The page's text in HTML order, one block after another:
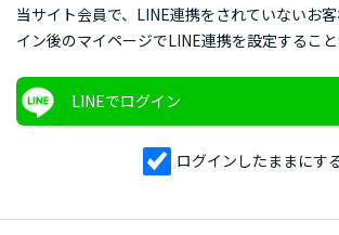
当サイト会員で、LINE連携をされていないお
イン後のマイページでLINE連携を設定すること
LINEでログイン
ログインしたままにす